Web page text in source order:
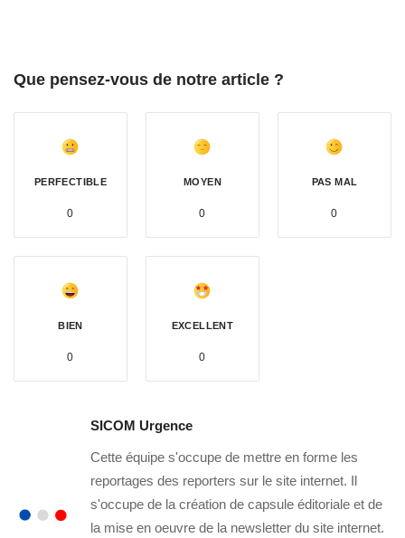
Que pensez-vous de notre article ?
PERFECTIBLE
0
MOYEN
0
PAS MAL
0
BIEN
0
EXCELLENT
0
SICOM Urgence
Cette équipe s'occupe de mettre en forme les
reportages des reporters sur le site internet. Il
s'occupe de la création de capsule éditoriale et de
la mise en oeuvre de la newsletter du site internet.